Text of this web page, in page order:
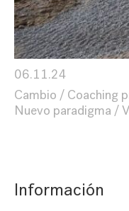
Información
06.11.24
Cambio
Coaching
Nuevo paradigma